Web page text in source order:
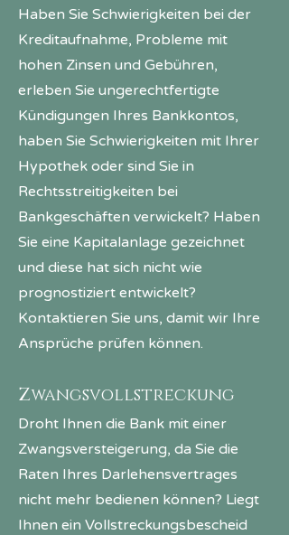
Haben Sie Schwierigkeiten bei der
Kreditaufnahme, Probleme mit
hohen Zinsen und Gebühren,
erleben Sie ungerechtfertigte
Kündigungen Ihres Bankkontos,
haben Sie Schwierigkeiten mit Ihrer
Hypothek oder sind Sie in
Rechtsstreitigkeiten bei
Bankgeschäften verwickelt? Haben
Sie eine Kapitalanlage gezeichnet
und diese hat sich nicht wie
prognostiziert entwickelt?
Kontaktieren Sie uns, damit wir Ihre
Ansprüche prüfen können.
Zwangsvollstreckung
Droht Ihnen die Bank mit einer
Zwangsversteigerung, da Sie die
Raten Ihres Darlehensvertrages
nicht mehr bedienen können? Liegt
Ihnen ein Voll­streckungs­bescheid